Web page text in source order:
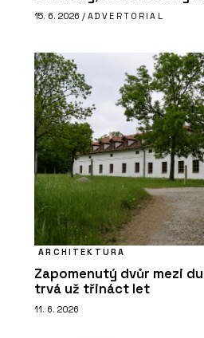
15. 6. 2026 / ADVERTORIAL
ARCHITEKTURA
Zapomenutý dvůr mezi
trvá už třináct let
11. 6. 2026